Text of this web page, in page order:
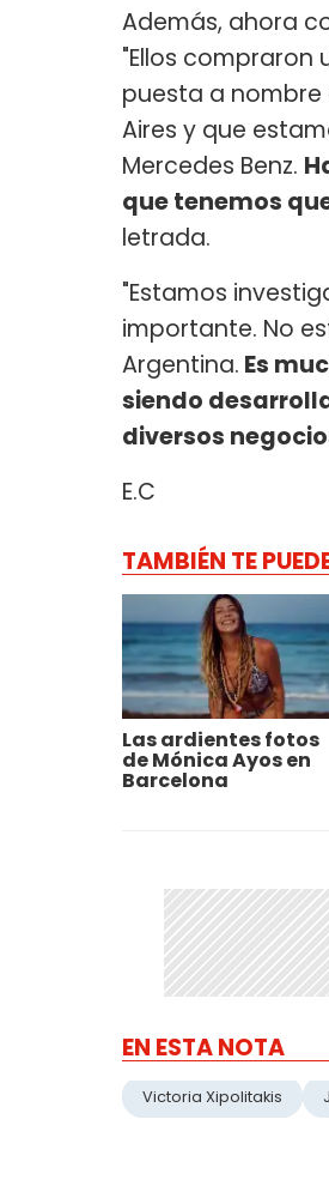
Además, ahora
"Ellos compraron
puesta a nombre
Aires y que
Mercedes Benz.
que tenemos
letrada.
"Estamos
importante. No
Argentina. Es
siendo
diversos
E.C
TAMBIÉN TE
Las ardientes fotos
de Mónica Ayos en
Barcelona
EN ESTA NOTA
Victoria Xipolitakis